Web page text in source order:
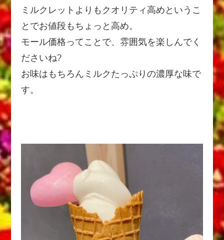
ミルクレットよりもクオリティ高めというこ
とでお値段もちょっと高め。
モール価格ってことで、雰囲気を楽しんでく
ださいね?
お味はもちろんミルクたっぷりの濃厚な味で
す。